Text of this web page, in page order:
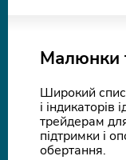
Малюнки
Широкий
і індикаторів
трейдерам
підтримки і
обертання.